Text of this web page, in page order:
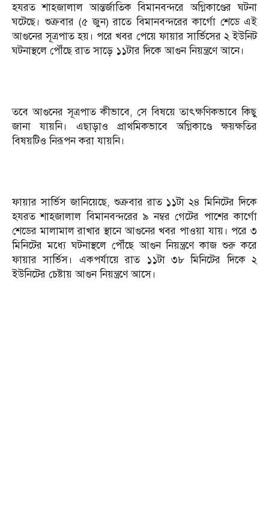
হযরত শাহজালাল আন্তর্জাতিক বিমানবন্দরে অগ্নিকাণ্ডের ঘটনা
ঘটেছে। শুক্রবার (৫ জুন) রাতে বিমানবন্দরের কার্গো শেডে এই
আগুনের সূত্রপাত হয়। পরে খবর পেয়ে ফায়ার সার্ভিসের ২ ইউনিট
ঘটনাস্থলে পৌঁছে রাত সাড়ে ১১টার দিকে আগুন নিয়ন্ত্রণে আনে।
তবে আগুনের সূত্রপাত কীভাবে, সে বিষয়ে তাৎক্ষণিকভাবে কিছু
জানা যায়নি। এছাড়াও প্রাথমিকভাবে অগ্নিকাণ্ডে ক্ষয়ক্ষতির
বিষয়টিও নিরূপন করা যায়নি।
ফায়ার সার্ভিস জানিয়েছে, শুক্রবার রাত ১১টা ২৪ মিনিটের দিকে
হযরত শাহজালাল বিমানবন্দরের ৯ নম্বর গেটের পাশের কার্গো
শেডের মালামাল রাখার স্থানে আগুনের খবর পাওয়া যায়। পরে ৩
মিনিটের মধ্যে ঘটনাস্থলে পৌঁছে আগুন নিয়ন্ত্রণে কাজ শুরু করে
ফায়ার সার্ভিস। একপর্যায়ে রাত ১১টা ৩৮ মিনিটের দিকে ২
ইউনিটের চেষ্টায় আগুন নিয়ন্ত্রণে আসে।